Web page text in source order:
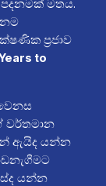
පදනමක් මතය.
ප්‍රජාව
to
වර්තමාන
ඇයිද යන්න
යන්න